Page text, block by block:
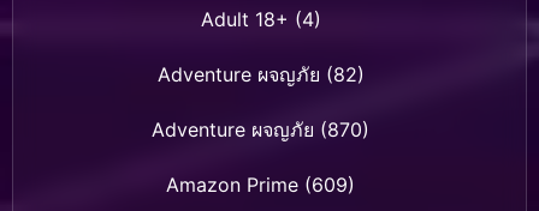
Adult 18+ (4)
Adventure ผจญภัย (82)
Adventure ผจญภัย (870)
Amazon Prime (609)